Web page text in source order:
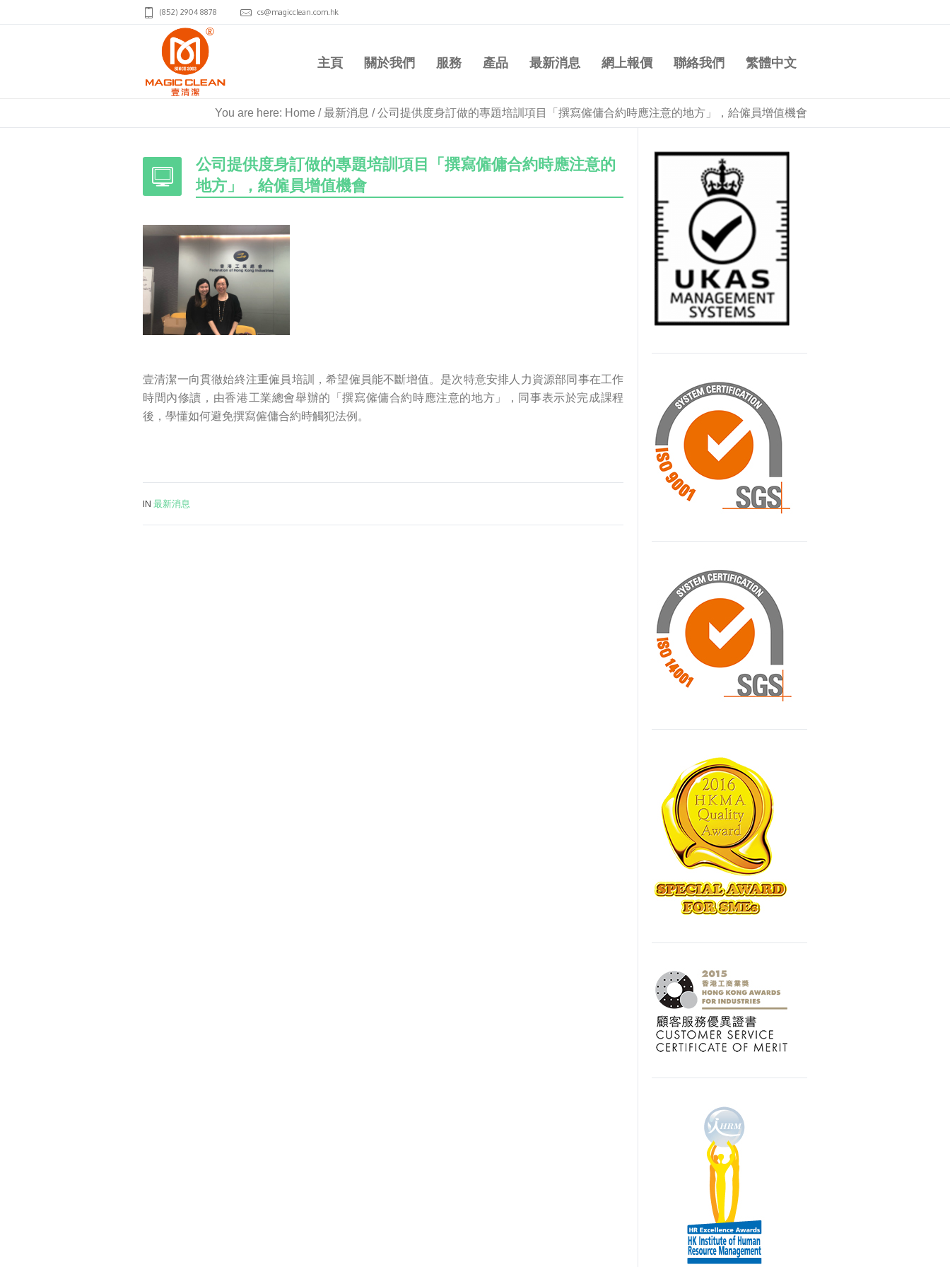
(852) 2904 8878 cs@magicclean.com.hk
主頁 關於我們 服務 產品 最新消息 網上報價 聯絡我們 繁體中文
You are here: Home /最新消息 /公司提供度身訂做的專題培訓項目「撰寫僱傭合約時應注意的地方」，給僱員增值機會
公司提供度身訂做的專題培訓項目「撰寫僱傭合約時應注意的
地方」，給僱員增值機會
壹清潔一向貫徹始終注重僱員培訓，希望僱員能不斷增值。是次特意安排人力資源部同事在工作
時間內修讀，由香港工業總會舉辦的「撰寫僱傭合約時應注意的地方」，同事表示於完成課程
後，學懂如何避免撰寫僱傭合約時觸犯法例。
IN 最新消息